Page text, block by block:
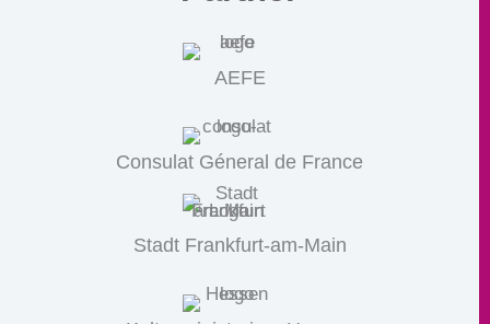
AEFE
Consulat Géneral de France
Stadt Frankfurt-am-Main